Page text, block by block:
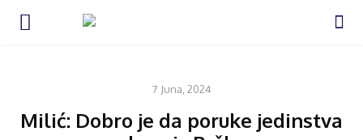
7 Juna, 2024
Milić: Dobro je da poruke jedinstva